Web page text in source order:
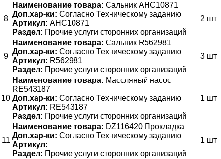
8
Наименование товара: Сальник AHC10871
Доп.хар-ки: Согласно Техническому заданию
Артикул: AHC10871
Раздел: Прочие услуги сторонних организаций
2 шт
9
Наименование товара: Сальник R562981
Доп.хар-ки: Согласно Техническому заданию
Артикул: R562981
Раздел: Прочие услуги сторонних организаций
3 шт
10
Наименование товара: Массляный насос
RE543187
Доп.хар-ки: Согласно Техническому заданию
Артикул: RE543187
Раздел: Прочие услуги сторонних организаций
1 шт
11
Наименование товара: DZ116420 Прокладка
Доп.хар-ки: Согласно Техническому заданию
Артикул:
Раздел: Прочие услуги сторонних организаций
1 шт